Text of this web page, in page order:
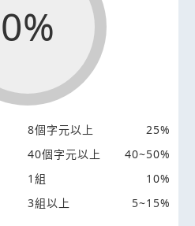
0%
8個字元以上
25%
40個字元以上
40~50%
1組
10%
3組以上 5~15%